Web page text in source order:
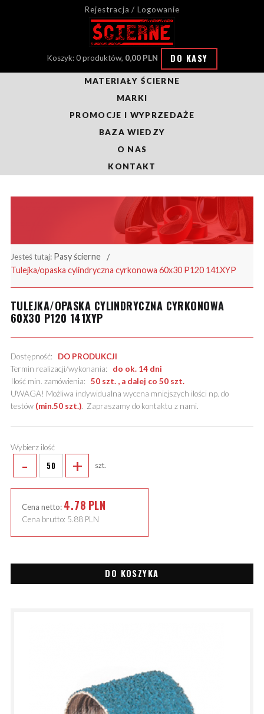
Rejestracja / Logowanie
Koszyk: 0 produktów, 0,00 PLN DO KASY
MATERIAŁY ŚCIERNE
MARKI
PROMOCJE I WYPRZEDAŻE
BAZA WIEDZY
O NAS
KONTAKT
Jesteś tutaj: Pasy ścierne
Tulejka/opaska cylindryczna cyrkonowa 60x30 P120 141XYP
TULEJKA/OPASKA CYLINDRYCZNA CYRKONOWA
60X30 P120 141XYP
Dostępność: DO PRODUKCJI
Termin realizacji/wykonania: do ok. 14 dni
Ilość min. zamówienia: 50 szt. , a dalej co 50 szt.
UWAGA! Możliwa indywidualna wycena mniejszych ilości np. do
testów (min.50 szt.). Zapraszamy do kontaktu z nami.
Wybierz ilość
- + szt.
Cena netto: 4.78 PLN
Cena brutto: 5.88 PLN
DO KOSZYKA